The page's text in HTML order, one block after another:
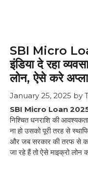
SBI Micro
इंडिया दे रहा
लोन, ऐसे करे
January 25, 2025 by
SBI Micro Loan
निश्चित धनराशि की
ना हो उसको पूरी तरह से
और जब सरकार की तरफ से कम
जा रहे हैं तो ऐसे माइक्रो लोन